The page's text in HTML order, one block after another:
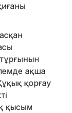
ақша
қорғау
қысым